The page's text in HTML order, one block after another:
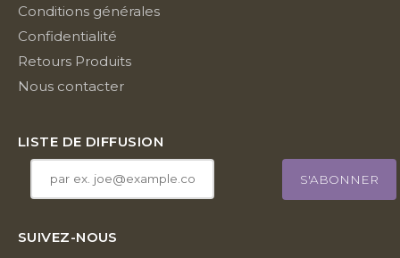
Conditions générales
Confidentialité
Retours Produits
Nous contacter
LISTE DE DIFFUSION
SUIVEZ-NOUS